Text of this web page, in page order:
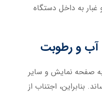
به داخل دستگاه
صفحه نمایش و سایر
بنابراین، اجتناب از